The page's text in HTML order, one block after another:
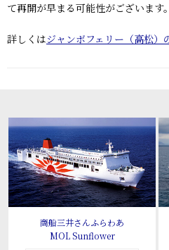
て再開が早まる可能性がございます。
詳しくはジャンボフェリー（高松）
商船三井さんふらわあ
MOL Sunflower